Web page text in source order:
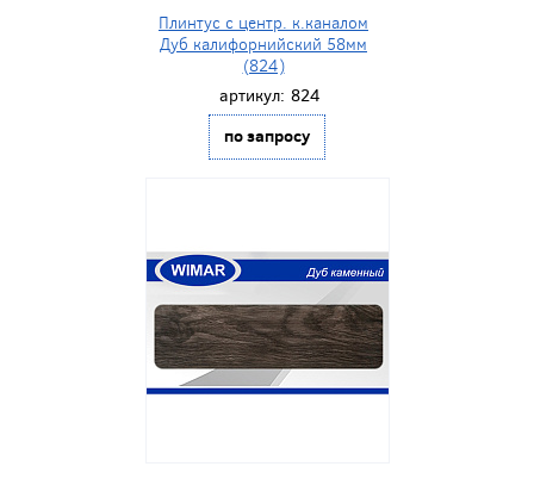
Плинтус с центр. к.каналом
Дуб калифорнийский 58мм
(824)
артикул: 824
по запросу